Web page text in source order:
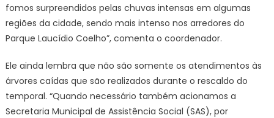
fomos surpreendidos pelas chuvas intensas em algumas
regiões da cidade, sendo mais intenso nos arredores do
Parque Laucídio Coelho”, comenta o coordenador.
Ele ainda lembra que não são somente os atendimentos às
árvores caídas que são realizados durante o rescaldo do
temporal. “Quando necessário também acionamos a
Secretaria Municipal de Assistência Social (SAS), por